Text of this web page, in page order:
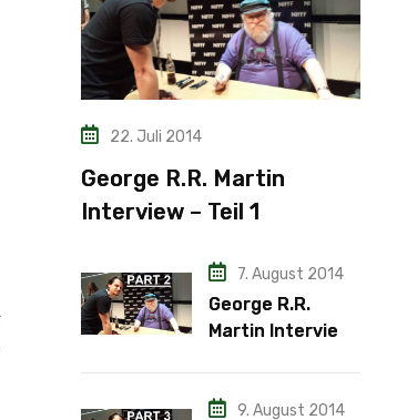
22. Juli 2014
George R.R. Martin
Interview – Teil 1
7. August 2014
George R.R.
Martin Interview
9. August 2014